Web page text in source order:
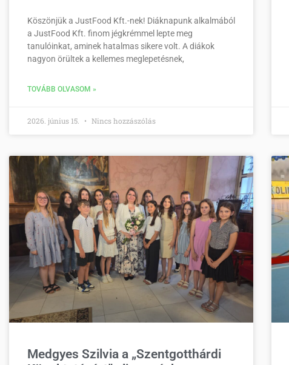
Köszönjük a JustFood Kft.-nek! Diáknapunk alkalmából
a JustFood Kft. finom jégkrémmel lepte meg
tanulóinkat, aminek hatalmas sikere volt. A diákok
nagyon örültek a kellemes meglepetésnek,
TOVÁBB OLVASOM »
2026. június 15. Nincs hozzászólás
Medgyes Szilvia a „Szentgotthárdi